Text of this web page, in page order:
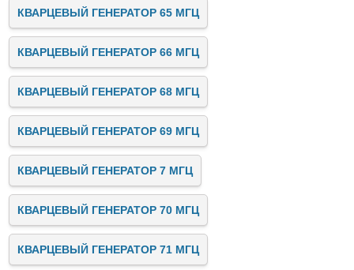
КВАРЦЕВЫЙ ГЕНЕРАТОР 65 МГЦ
КВАРЦЕВЫЙ ГЕНЕРАТОР 66 МГЦ
КВАРЦЕВЫЙ ГЕНЕРАТОР 68 МГЦ
КВАРЦЕВЫЙ ГЕНЕРАТОР 69 МГЦ
КВАРЦЕВЫЙ ГЕНЕРАТОР 7 МГЦ
КВАРЦЕВЫЙ ГЕНЕРАТОР 70 МГЦ
КВАРЦЕВЫЙ ГЕНЕРАТОР 71 МГЦ